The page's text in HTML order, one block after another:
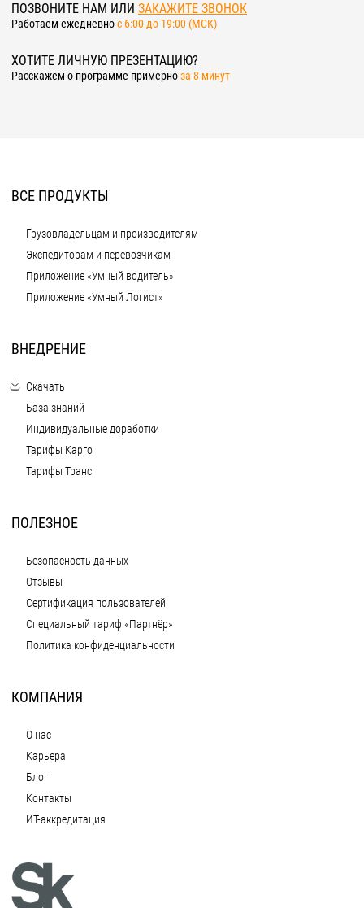
ПОЗВОНИТЕ НАМ ИЛИ ЗАКАЖИТЕ ЗВОНОК
Работаем ежедневноc 6:00 до 19:00 (МСК)
ХОТИТЕ ЛИЧНУЮ ПРЕЗЕНТАЦИЮ?
Расскажем о программе примерноза 8 минут
ВСЕ ПРОДУКТЫ
Грузовладельцам и производителям
Экспедиторам и перевозчикам
Приложение «Умный водитель»
Приложение «Умный Логист»
ВНЕДРЕНИЕ
Скачать
База знаний
Индивидуальные доработки
Тарифы Карго
Тарифы Транс
ПОЛЕЗНОЕ
Безопасность данных
Отзывы
Сертификация пользователей
Специальный тариф «Партнёр»
Политика конфиденциальности
КОМПАНИЯ
О нас
Карьера
Блог
Контакты
ИТ-аккредитация